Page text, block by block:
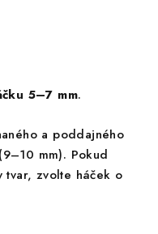
5–7 mm.
a poddajného
mm). Pokud
tvar, zvolte háček o